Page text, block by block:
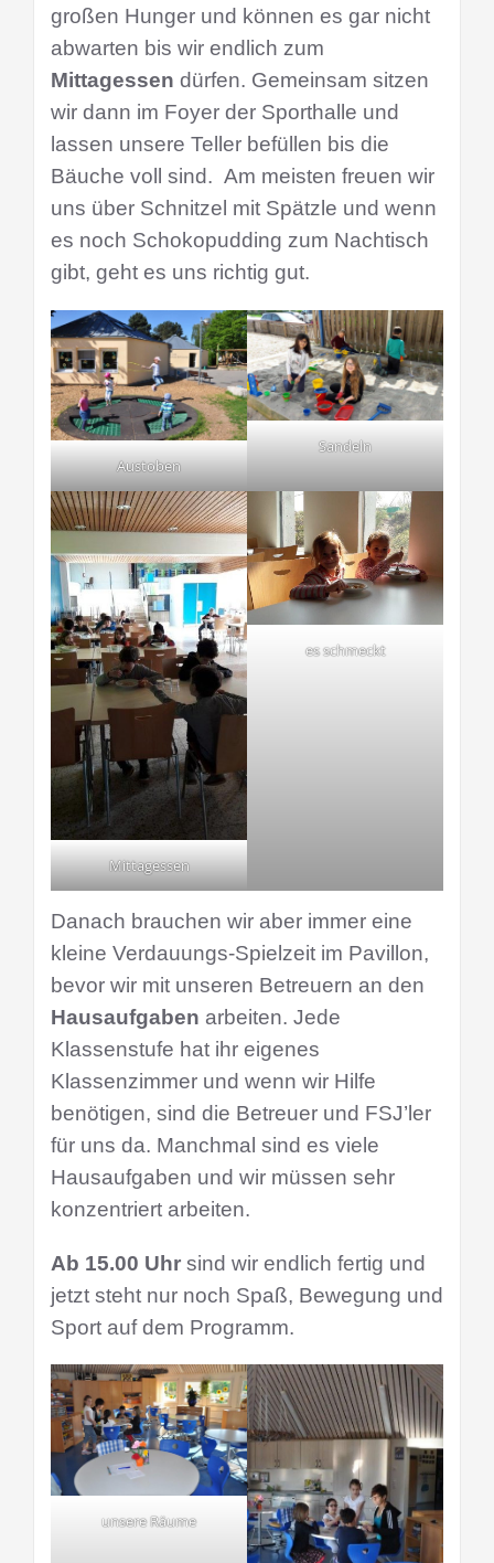
großen Hunger und können es gar nicht
abwarten bis wir endlich zum
Mittagessen dürfen. Gemeinsam sitzen
wir dann im Foyer der Sporthalle und
lassen unsere Teller befüllen bis die
Bäuche voll sind. Am meisten freuen wir
uns über Schnitzel mit Spätzle und wenn
es noch Schokopudding zum Nachtisch
gibt, geht es uns richtig gut.
Austoben
Sandeln
Mittagessen
es schmeckt
Danach brauchen wir aber immer eine
kleine Verdauungs-Spielzeit im Pavillon,
bevor wir mit unseren Betreuern an den
Hausaufgaben arbeiten. Jede
Klassenstufe hat ihr eigenes
Klassenzimmer und wenn wir Hilfe
benötigen, sind die Betreuer und FSJ’ler
für uns da. Manchmal sind es viele
Hausaufgaben und wir müssen sehr
konzentriert arbeiten.
Ab 15.00 Uhr sind wir endlich fertig und
jetzt steht nur noch Spaß, Bewegung und
Sport auf dem Programm.
unsere Räume